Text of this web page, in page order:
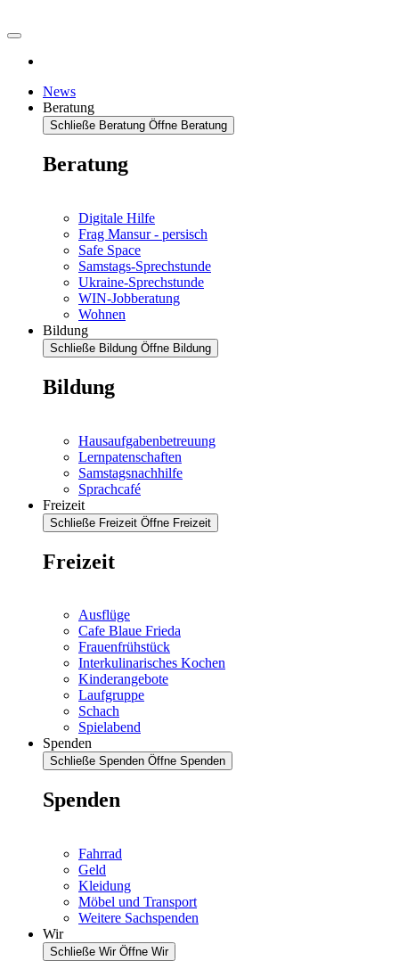
News
Beratung
Schließe Beratung Öffne Beratung
Beratung
Digitale Hilfe
Frag Mansur - persisch
Safe Space
Samstags-Sprechstunde
Ukraine-Sprechstunde
WIN-Jobberatung
Wohnen
Bildung
Schließe Bildung Öffne Bildung
Bildung
Hausaufgabenbetreuung
Lernpatenschaften
Samstagsnachhilfe
Sprachcafé
Freizeit
Schließe Freizeit Öffne Freizeit
Freizeit
Ausflüge
Cafe Blaue Frieda
Frauenfrühstück
Interkulinarisches Kochen
Kinderangebote
Laufgruppe
Schach
Spielabend
Spenden
Schließe Spenden Öffne Spenden
Spenden
Fahrrad
Geld
Kleidung
Möbel und Transport
Weitere Sachspenden
Wir
Schließe Wir Öffne Wir